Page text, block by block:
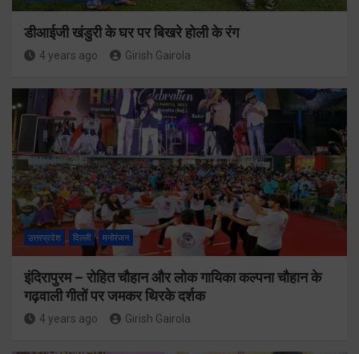
डीआईजी खंडुरी के घर पर बिखरे होली के रंग
4 years ago Girish Gairola
उत्तरप्रदेश दिल्ली मनोरंजन
इंदिरापुरम – रोहित चौहान और लोक गायिका कल्पना चौहान के
गढ़वाली गीतों पर जमकर थिरके दर्शक
4 years ago Girish Gairola